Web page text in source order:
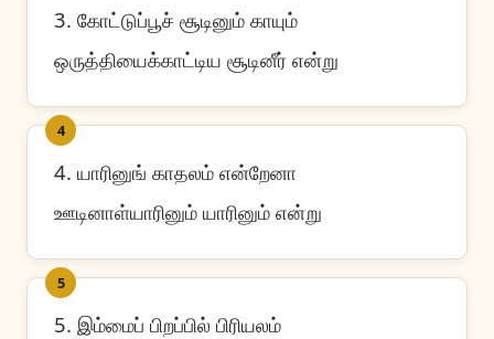
3. கோட்டுப்பூச் சூடினும் காயும்
ஒருத்தியைக்காட்டிய சூடினீர் என்று
4
4. யாரினுங் காதலம் என்றேனா
ஊடினாள்யாரினும் யாரினும் என்று
5
5. இம்மைப் பிறப்பில் பிரியலம்